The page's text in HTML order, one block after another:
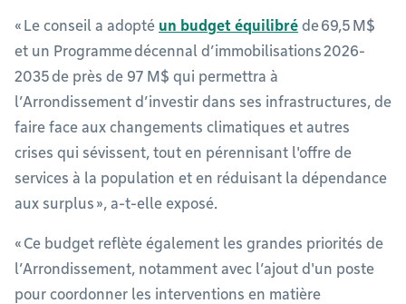
« Le conseil a adopté un budget équilibré de 69,5 M$
et un Programme décennal d’immobilisations 2026-
2035 de près de 97 M$ qui permettra à
l’Arrondissement d’investir dans ses infrastructures, de
faire face aux changements climatiques et autres
crises qui sévissent, tout en pérennisant l'offre de
services à la population et en réduisant la dépendance
aux surplus », a-t-elle exposé.
« Ce budget reflète également les grandes priorités de
l’Arrondissement, notamment avec l’ajout d'un poste
pour coordonner les interventions en matière